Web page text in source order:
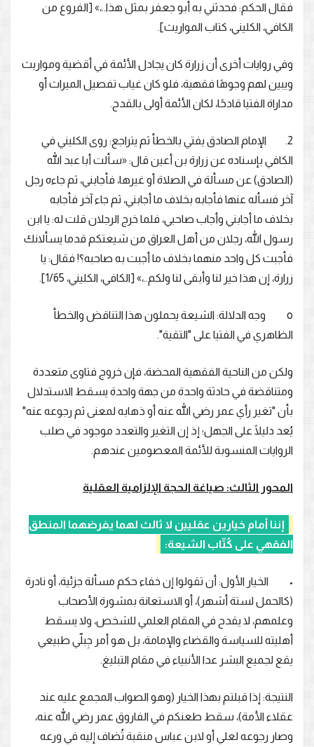
فقال الحكم: فحدثني به أبو جعفر بمثل هذا..،» [الفروع من
الكافي، الكليني، كتاب المواريث].
وفي روايات أخرى أن زرارة كان يجادل الأئمة في أقضية ومواريث
ويبين لهم وجوهًا فقهية، فلو كان غياب تفصيل الميراث أو
مداراة الفتيا قادحًا، لكان الأئمة أولى بالقدح.
2. الإمام الصادق يفتي بالخطأ ثم يتراجع: روى الكليني في
الكافي بإسناده عن زرارة بن أعين قال: «سألت أبا عبد الله
(الصادق) عن مسألة في الصلاة أو غيرها، فأجابني، ثم جاءه رجل
آخر فسأله عنها فأجابه بخلاف ما أجابني، ثم جاء آخر فأجابه
بخلاف ما أجابني وأجاب صاحبي، فلما خرج الرجلان قلت له: يا ابن
رسول الله، رجلان من أهل العراق من شيعتكم قدما يسألانك
فأجبت كل واحد منهما بخلاف ما أجبت به صاحبه؟! فقال: يا
زرارة، إن هذا خير لنا وأبقى لنا ولكم..،» [الكافي، الكليني، 1/65].
o وجه الدلالة: الشيعة يحملون هذا التناقض والخطأ
الظاهري في الفتيا على "التقية".
ولكن من الناحية الفقهية المحضة، فإن خروج فتاوى متعددة
ومتناقضة في حادثة واحدة من جهة واحدة يسقط الاستدلال
بأن "تغير رأي عمر رضي الله عنه أو ذهابه لمعنى ثم رجوعه عنه"
يُعد دليلًا على الجهل؛ إذ إن التغير والتعدد موجود في صلب
الروايات المنسوبة للأئمة المعصومين عندهم.
المحور الثالث: صياغة الحجة الإلزامية العقلية
إننا أمام خيارين عقليين لا ثالث لهما يفرضهما المنطق
الفقهي على كُتّاب الشيعة:
• الخيار الأول: أن تقولوا إن خفاء حكم مسألة جزئية، أو نادرة
(كالحمل لستة أشهر)، أو الاستعانة بمشورة الأصحاب
وعلمهم، لا يقدح في المقام العلمي للشخص، ولا يسقط
أهليته للسياسة والقضاء والإمامة، بل هو أمر جِبلّي طبيعي
يقع لجميع البشر عدا الأنبياء في مقام التبليغ.
النتيجة: إذا قبلتم بهذا الخيار (وهو الصواب المجمع عليه عند
عقلاء الأمة)، سقط طعنكم في الفاروق عمر رضي الله عنه،
وصار رجوعه لعلي أو لابن عباس منقبة تُضاف إليه في ورعه